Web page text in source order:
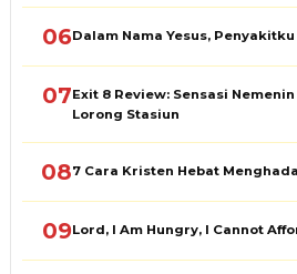
06Dalam Nama Yesus,
07Exit 8 Review: Sensasi
Lorong Stasiun
087 Cara Kristen Hebat
09Lord, I Am Hungry, I Cannot